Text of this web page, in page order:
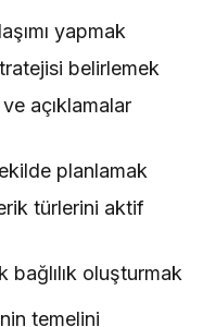
yapmak
belirlemek
açıklamalar
planlamak
türlerini aktif
oluşturmak
temelini